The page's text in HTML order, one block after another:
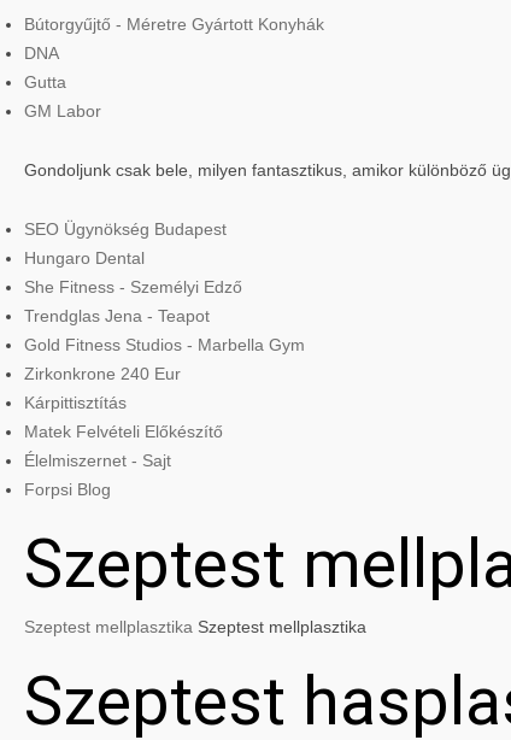
Bútorgyűjtő - Méretre Gyártott Konyhák
DNA
Gutta
GM Labor
Gondoljunk csak bele, milyen fantasztikus, amikor különböző
SEO Ügynökség Budapest
Hungaro Dental
She Fitness - Személyi Edző
Trendglas Jena - Teapot
Gold Fitness Studios - Marbella Gym
Zirkonkrone 240 Eur
Kárpittisztítás
Matek Felvételi Előkészítő
Élelmiszernet - Sajt
Forpsi Blog
Szeptest
Szeptest mellplasztika Szeptest mellplasztika
Szeptest